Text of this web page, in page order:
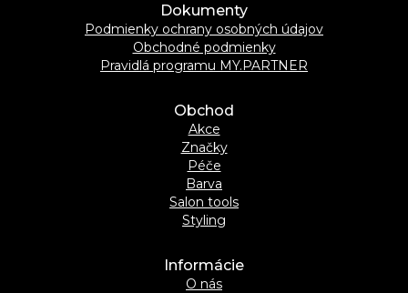
Dokumenty
Podmienky ochrany osobných údajov
Obchodné podmienky
Pravidlá programu MY.PARTNER
Obchod
Akce
Značky
Péče
Barva
Salon tools
Styling
Informácie
O nás